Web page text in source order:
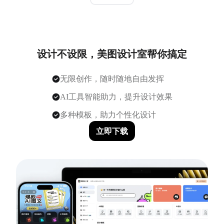
设计不设限，美图设计室帮你搞定
无限创作，随时随地自由发挥
AI工具智能助力，提升设计效果
多种模板，助力个性化设计
立即下载